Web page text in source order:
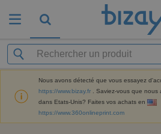
Nous avons détecté que vous essayez
https://www.bizay.fr
. Saviez-vous que
dans Etats-Unis? Faites vos achats en
https://www.360onlineprint.com